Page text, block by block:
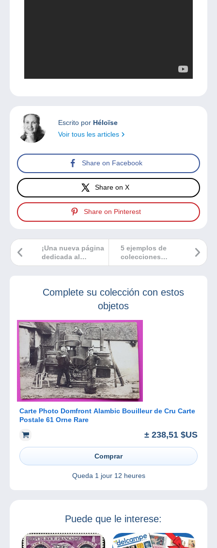
Escrito por Héloïse
Voir tous les articles
Share on Facebook
Share on X
Share on Pinterest
5 ejemplos de
colecciones
cruzadas gracias a
¡Una nueva página
dedicada al
mundo de los
Complete su colección con estos
objetos
Carte Photo Domfront Alambic Bouilleur de Cru Carte
Postale 61 Orne Rare
± 238,51 $US
Comprar
Queda 1 jour 12 heures
Puede que le interese: